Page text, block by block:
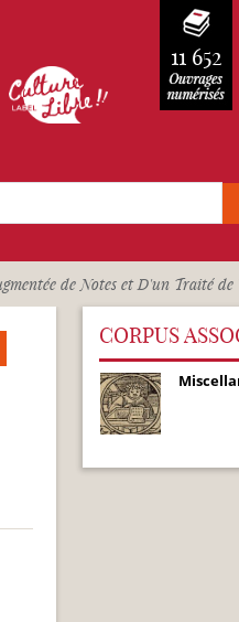
11 652
de Notes et D'un Traité de
CORPUS